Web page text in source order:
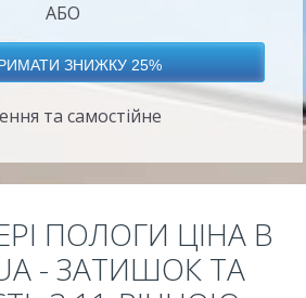
АБО
та самостійне
ПОЛОГИ ЦІНА В
- ЗАТИШОК ТА